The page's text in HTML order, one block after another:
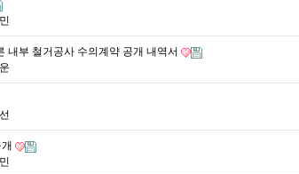
내부 철거공사 수의계약 공개 내역서